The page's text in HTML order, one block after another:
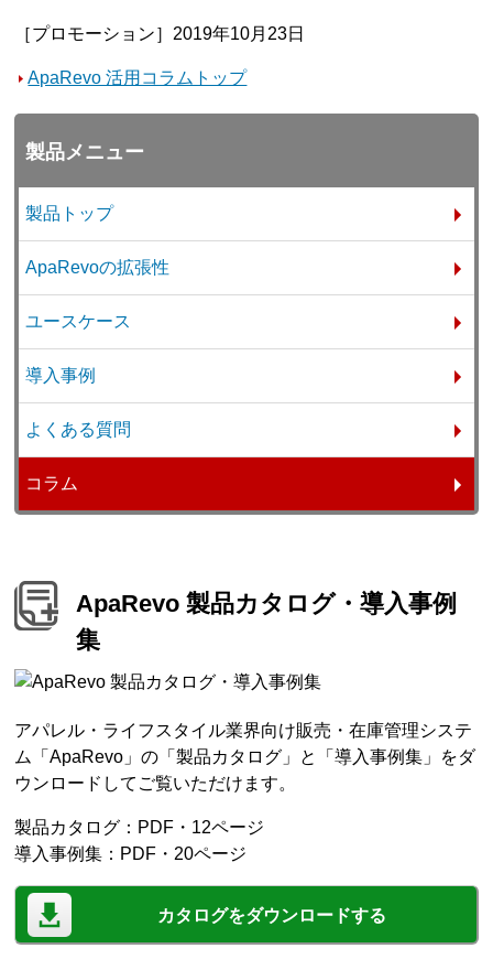
［プロモーション］2019年10月23日
ApaRevo 活用コラムトップ
製品メニュー
製品トップ
ApaRevoの拡張性
ユースケース
導入事例
よくある質問
コラム
ApaRevo 製品カタログ・導入事例
集
アパレル・ライフスタイル業界向け販売・在庫管理システ
ム「ApaRevo」の「製品カタログ」と「導入事例集」をダ
ウンロードしてご覧いただけます。
製品カタログ：PDF・12ページ
導入事例集：PDF・20ページ
カタログをダウンロードする